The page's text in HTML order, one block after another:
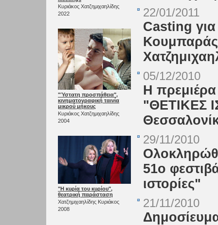
Κυριάκος Χατζημιχαηλίδης
2022
"Ύστατη προσπάθεια",
κινηματογραφική ταινία
μικρού μήκους
Κυριάκος Χατζημιχαηλίδης
2004
"Η κυρία του κυρίου",
θεατρική παράσταση
Χατζημιχαηλίδης Κυριάκος
2008
22/01/2011
Casting
05/12/2010
Η
"ΘΕΤΙΚΕΣ
29/11/2010
51ο
ιστορίες"
21/11/2010
Δημοσίευμα